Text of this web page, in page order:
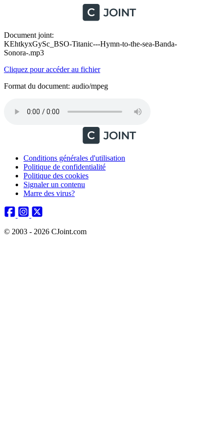
Document joint:
KEhtkyxGySc_BSO-Titanic---Hymn-to-the-sea-Banda-
Sonora-.mp3
Cliquez pour accéder au fichier
Format du document: audio/mpeg
Conditions générales d'utilisation
Politique de confidentialité
Politique des cookies
Signaler un contenu
Marre des virus?
© 2003 - 2026 CJoint.com